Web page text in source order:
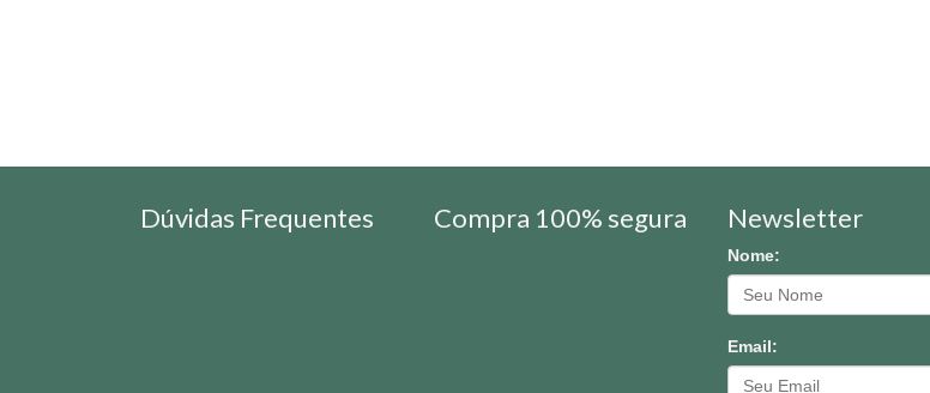
Dúvidas Frequentes Compra 100% segura Newsletter
Nome:
Email: